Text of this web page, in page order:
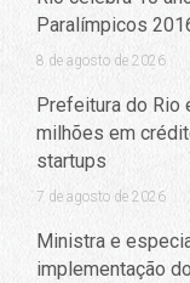
Paralímpicos
8 de agosto de 2026
Prefeitura do Rio
milhões em
startups
7 de agosto de 2026
Ministra e
implementação